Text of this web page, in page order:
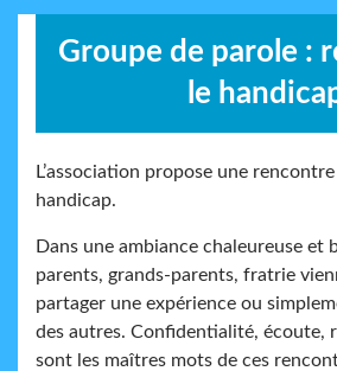
Groupe de parole :
le
L’association propose une
handicap.
Dans une ambiance chaleureuse et
parents, grands-parents, fratrie
partager une expérience ou
des autres. Confidentialité, écoute,
sont les maîtres mots de ces